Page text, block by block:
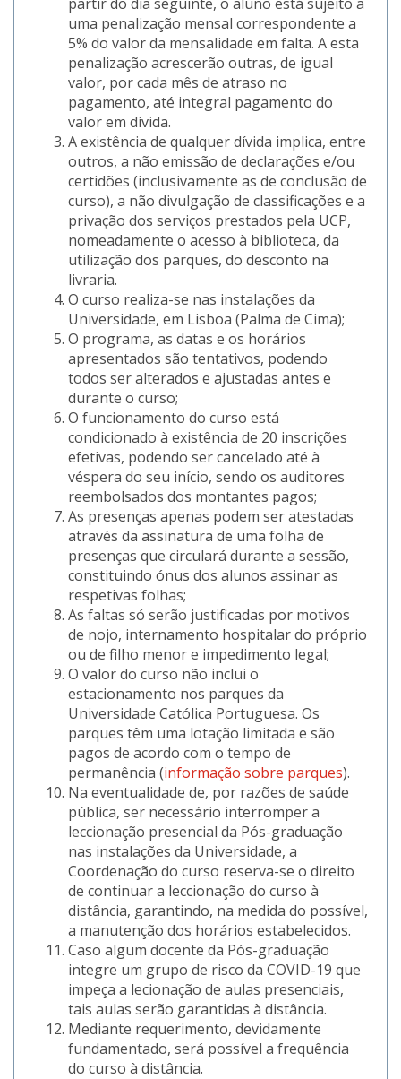
uma penalização mensal correspondente a
5% do valor da mensalidade em falta. A esta
penalização acrescerão outras, de igual
valor, por cada mês de atraso no
pagamento, até integral pagamento do
valor em dívida.
A existência de qualquer dívida implica, entre
outros, a não emissão de declarações e/ou
certidões (inclusivamente as de conclusão de
curso), a não divulgação de classificações e a
privação dos serviços prestados pela UCP,
nomeadamente o acesso à biblioteca, da
utilização dos parques, do desconto na
livraria.
O curso realiza-se nas instalações da
Universidade, em Lisboa (Palma de Cima);
O programa, as datas e os horários
apresentados são tentativos, podendo
todos ser alterados e ajustadas antes e
durante o curso;
O funcionamento do curso está
condicionado à existência de 20 inscrições
efetivas, podendo ser cancelado até à
véspera do seu início, sendo os auditores
reembolsados dos montantes pagos;
As presenças apenas podem ser atestadas
através da assinatura de uma folha de
presenças que circulará durante a sessão,
constituindo ónus dos alunos assinar as
respetivas folhas;
As faltas só serão justificadas por motivos
de nojo, internamento hospitalar do próprio
ou de filho menor e impedimento legal;
O valor do curso não inclui o
estacionamento nos parques da
Universidade Católica Portuguesa. Os
parques têm uma lotação limitada e são
pagos de acordo com o tempo de
permanência (informação sobre parques).
Na eventualidade de, por razões de saúde
pública, ser necessário interromper a
leccionação presencial da Pós-graduação
nas instalações da Universidade, a
Coordenação do curso reserva-se o direito
de continuar a leccionação do curso à
distância, garantindo, na medida do possível,
a manutenção dos horários estabelecidos.
Caso algum docente da Pós-graduação
integre um grupo de risco da COVID-19 que
impeça a lecionação de aulas presenciais,
tais aulas serão garantidas à distância.
Mediante requerimento, devidamente
fundamentado, será possível a frequência
do curso à distância.